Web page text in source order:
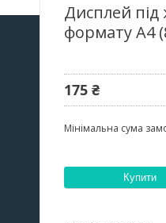
Дисплей
формату А4
175 ₴
Мінімальна сума
Купити